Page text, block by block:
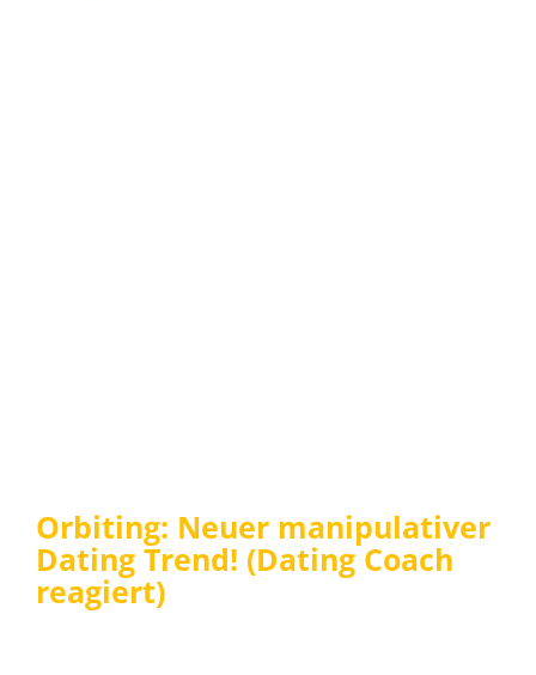
Orbiting: Neuer manipulativer
Dating Trend! (Dating Coach
reagiert)